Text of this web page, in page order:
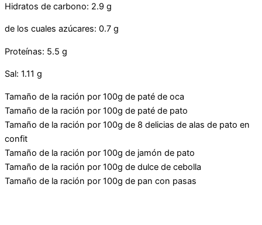
Hidratos de carbono: 2.9 g
de los cuales azúcares: 0.7 g
Proteínas: 5.5 g
Sal: 1.11 g
Tamaño de la ración por 100g de paté de oca
Tamaño de la ración por 100g de paté de pato
Tamaño de la ración por 100g de 8 delicias de alas de pato en
confit
Tamaño de la ración por 100g de jamón de pato
Tamaño de la ración por 100g de dulce de cebolla
Tamaño de la ración por 100g de pan con pasas